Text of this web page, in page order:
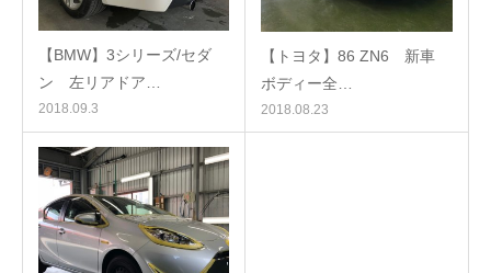
【BMW】3シリーズ/セダ
ン 左リアドア…
2018.09.3
【トヨタ】86 ZN6 新車
ボディー全…
2018.08.23